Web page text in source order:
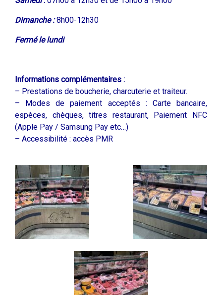
Dimanche :8h00-12h30
Fermé le lundi
Informations complémentaires :
– Prestations de boucherie, charcuterie et traiteur.
– Modes de paiement acceptés : Carte bancaire,
espèces, chèques, titres restaurant, Paiement NFC
(Apple Pay / Samsung Pay etc…)
– Accessibilité : accès PMR